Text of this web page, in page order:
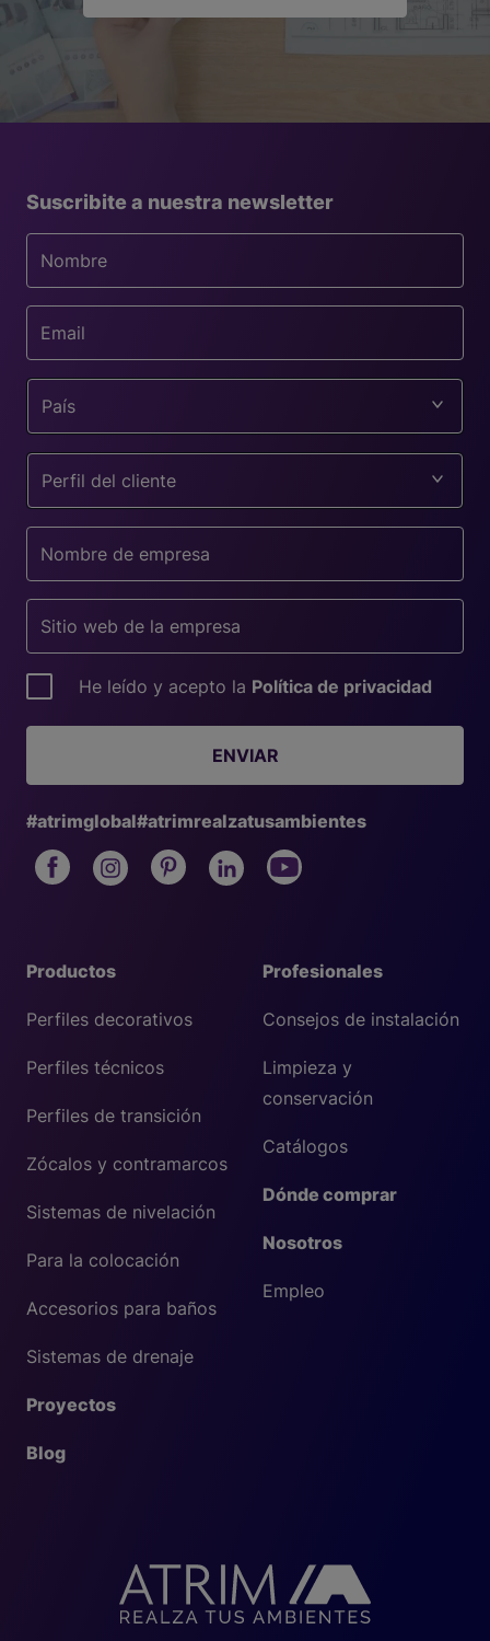
Profesionales
Consejos de instalación
Limpieza y
conservación
Catálogos
Dónde comprar
Nosotros
Empleo
Productos
Perfiles decorativos
Perfiles técnicos
Perfiles de transición
Zócalos y contramarcos
Sistemas de nivelación
Para la colocación
Accesorios para baños
Sistemas de drenaje
Proyectos
Blog
Suscribite a nuestra newsletter
País
Perfil del cliente
He leído y acepto la Política de privacidad
ENVIAR
#atrimglobal#atrimrealzatusambientes